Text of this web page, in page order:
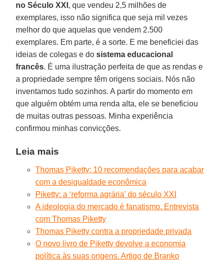
no Século XXI , que vendeu 2,5 milhões de
exemplares, isso não significa que seja mil vezes
melhor do que aquelas que vendem 2.500
exemplares. Em parte, é a sorte. E me beneficiei das
ideias de colegas e dosistema educacional
francês. É uma ilustração perfeita de que as rendas e
a propriedade sempre têm origens sociais. Nós não
inventamos tudo sozinhos. A partir do momento em
que alguém obtém uma renda alta, ele se beneficiou
de muitas outras pessoas. Minha experiência
confirmou minhas convicções.
Leia mais
Thomas Piketty: 10 recomendações para acabar
com a desigualdade econômica
Piketty: a ‘reforma agrária’ do século XXI
A ideologia do mercado é fanatismo. Entrevista
com Thomas Piketty
Thomas Piketty contra a propriedade privada
O novo livro de Piketty devolve a economia
política às suas origens. Artigo de Branko